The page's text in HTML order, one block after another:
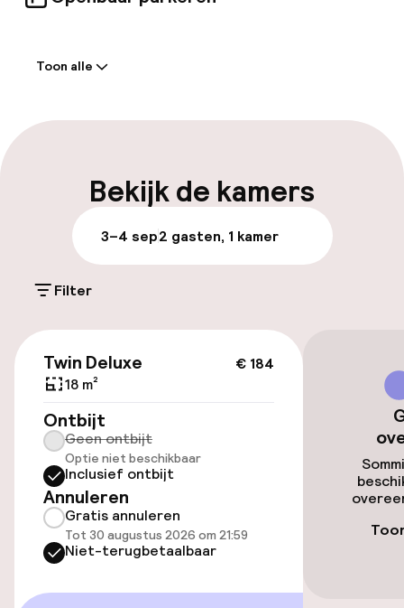
voor sommige van deze services.
Meertalige medewerkers
Parkeren & mobiliteit
Parkeergelegenheid op eigen terrein
(buiten)
Openbaar parkeren
Toegankelijkheid
Overal rolstoeltoegankelijk
Lift
Voor toegankelijkheid
geoptimaliseerde kamers beschikbaar
Toon alle
Bekijk de kamers
3–4 sep2 gasten, 1 kamer
Filter
€ 184
Twin Deluxe
18 m²
Ontbijt
Geen ontbijt
Optie niet beschikbaar
Inclusief ontbijt
Annuleren
Gratis annuleren
Tot 30 augustus 2026 om 21:59
Niet-terugbetaalbaar